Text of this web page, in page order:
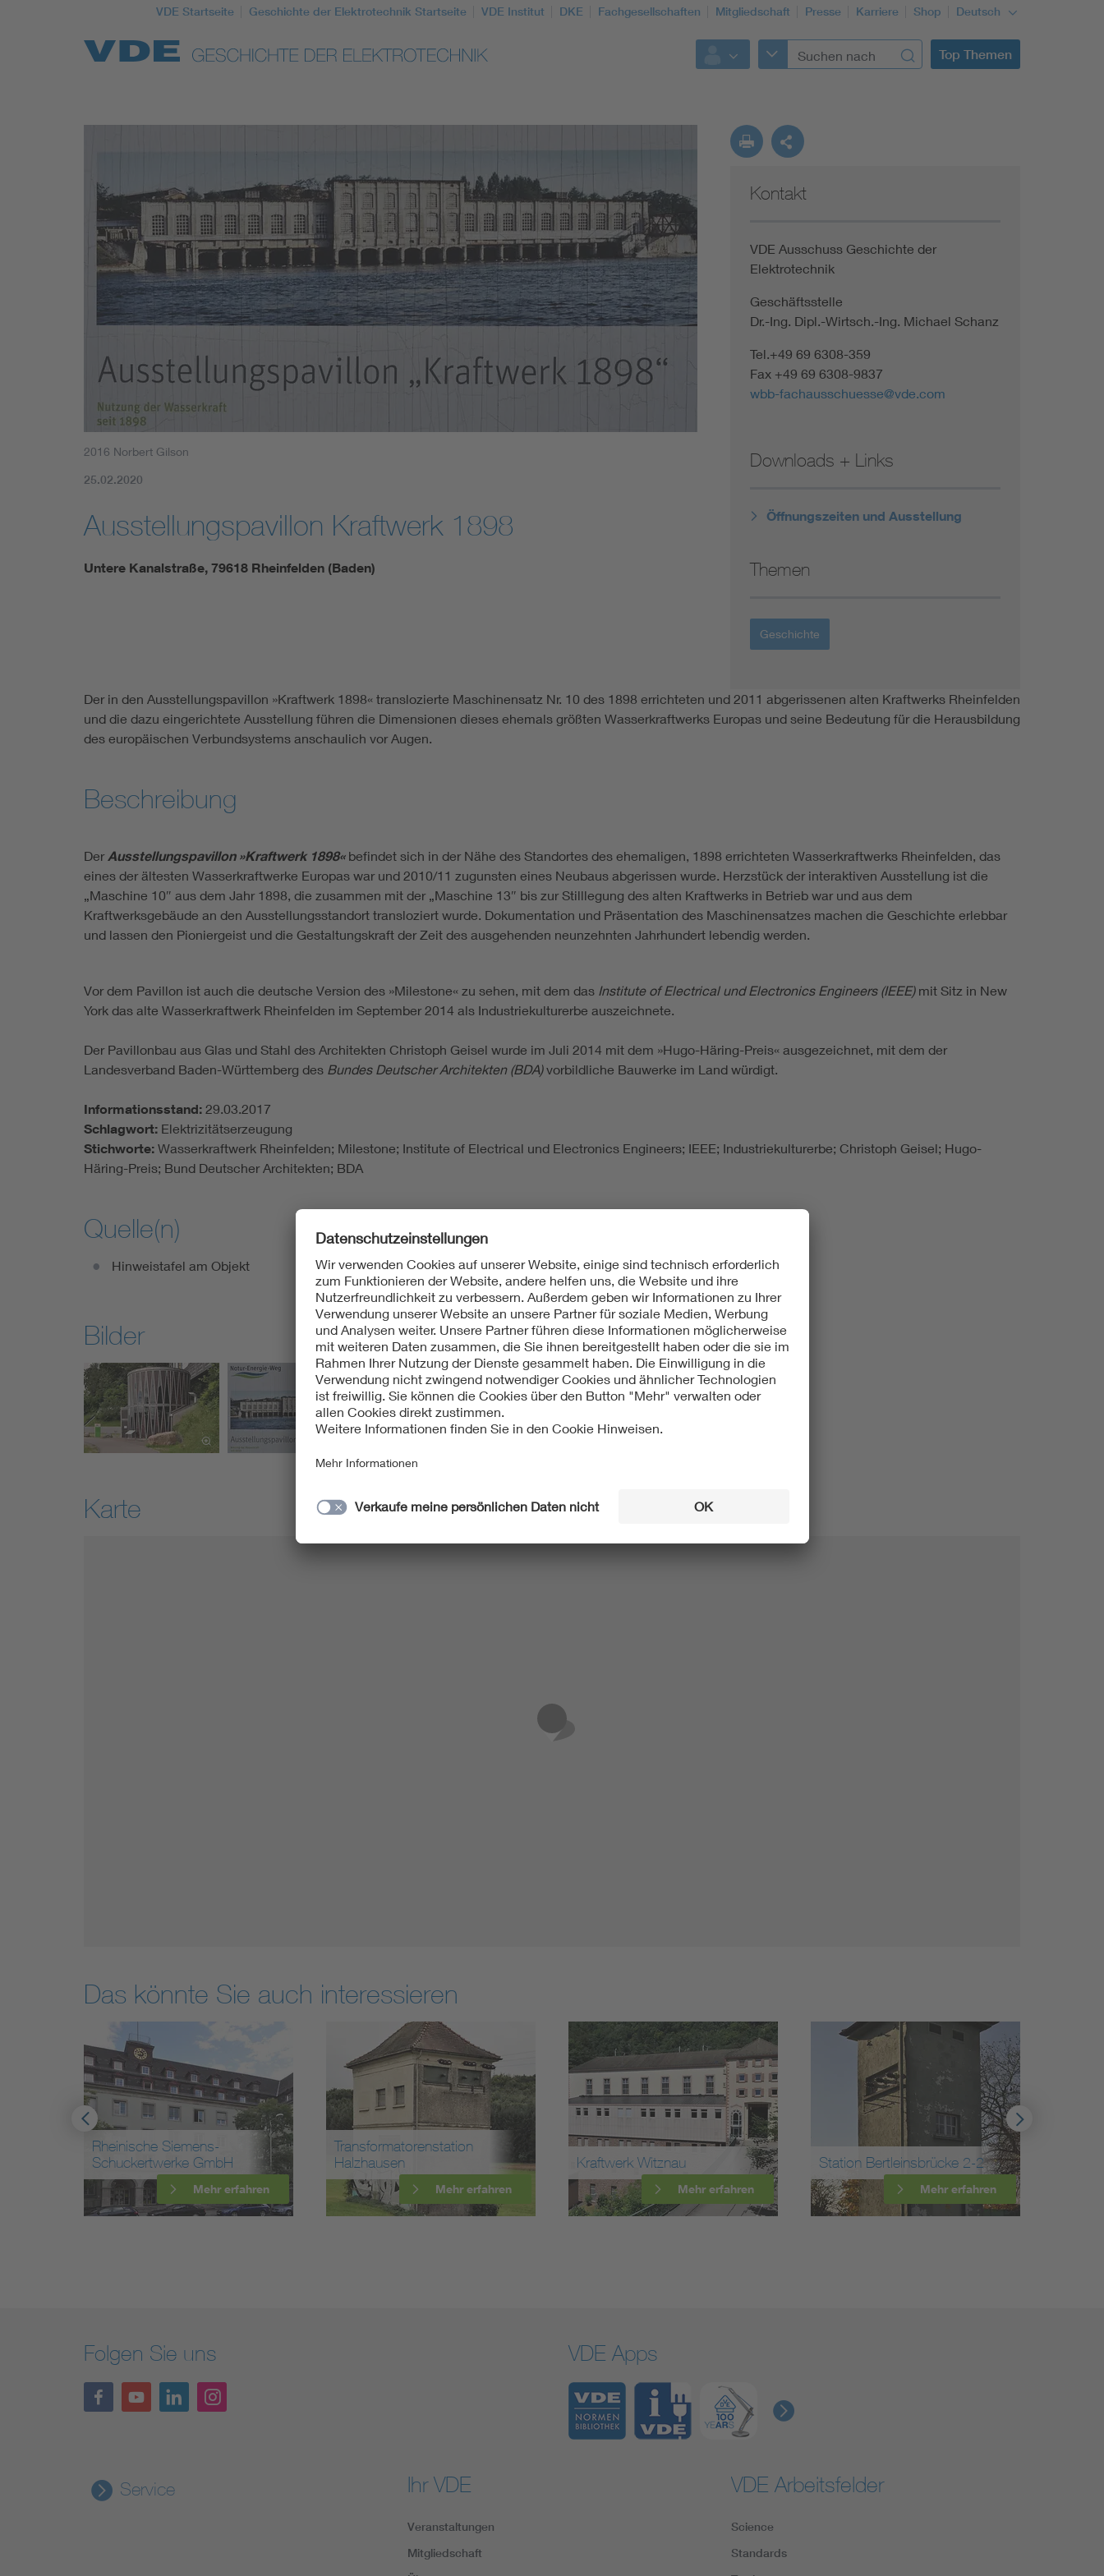
VDE Startseite Geschichte der Elektrotechnik Startseite VDE Institut DKE Fachgesellschaften Mitgliedschaft Presse Karriere Shop Deutsch
Top Themen
Top Themen
Weitere Themen
2016 Norbert Gilson
25.02.2020
Ausstellungspavillon Kraftwerk 1898
Untere Kanalstraße, 79618 Rheinfelden (Baden)
Kontakt
VDE Ausschuss Geschichte der
Elektrotechnik
Geschäftsstelle
Dr.-Ing. Dipl.-Wirtsch.-Ing. Michael Schanz
Tel.+49 69 6308-359
Fax +49 69 6308-9837
wbb-fachausschuesse@vde.com
Downloads + Links
Öffnungszeiten und Ausstellung
Themen
Geschichte
Der in den Ausstellungspavillon »Kraftwerk 1898« translozierte Maschinensatz Nr. 10 des 1898 errichteten und 2011 abgerissenen alten Kraftwerks Rheinfelden
und die dazu eingerichtete Ausstellung führen die Dimensionen dieses ehemals größten Wasserkraftwerks Europas und seine Bedeutung für die Herausbildung
des europäischen Verbundsystems anschaulich vor Augen.
Beschreibung
DerAusstellungspavillon »Kraftwerk 1898«befindet sich in der Nähe des Standortes des ehemaligen, 1898 errichteten Wasserkraftwerks Rheinfelden, das
eines der ältesten Wasserkraftwerke Europas war und 2010/11 zugunsten eines Neubaus abgerissen wurde. Herzstück der interaktiven Ausstellung ist die
„Maschine 10″ aus dem Jahr 1898, die zusammen mit der „Maschine 13″ bis zur Stilllegung des alten Kraftwerks in Betrieb war und aus dem
Kraftwerksgebäude an den Ausstellungsstandort transloziert wurde. Dokumentation und Präsentation des Maschinensatzes machen die Geschichte erlebbar
und lassen den Pioniergeist und die Gestaltungskraft der Zeit des ausgehenden neunzehnten Jahrhundert lebendig werden.
Vor dem Pavillon ist auch die deutsche Version des »Milestone« zu sehen, mit dem das Institute of Electrical und Electronics Engineers (IEEE)mit Sitz in New
York das alte Wasserkraftwerk Rheinfelden im September 2014 als Industriekulturerbe auszeichnete.
Der Pavillonbau aus Glas und Stahl des Architekten Christoph Geisel wurde im Juli 2014 mit dem »Hugo-Häring-Preis« ausgezeichnet, mit dem der
Landesverband Baden-Württemberg des Bundes Deutscher Architekten (BDA)vorbildliche Bauwerke im Land würdigt.
Informationsstand: 29.03.2017
Schlagwort: Elektrizitätserzeugung
Stichworte: Wasserkraftwerk Rheinfelden; Milestone; Institute of Electrical und Electronics Engineers; IEEE; Industriekulturerbe; Christoph Geisel; Hugo-
Häring-Preis; Bund Deutscher Architekten; BDA
Quelle(n)
Hinweistafel am Objekt
Bilder
Karte
Das könnte Sie auch interessieren
Siemens-
GmbH
Mehr erfahren
Transformatorenstation
Halzhausen
Mehr erfahren
Kraftwerk Witznau
Mehr erfahren
Station Bertleinsbrücke 2-2
Mehr erfahren
Station Wasserstetten
Folgen Sie uns VDE Apps
Service Ihr VDE
Veranstaltungen
Mitgliedschaft
VDE Arbeitsfelder
Science
Standards